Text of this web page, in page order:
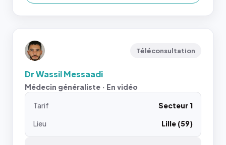
Téléconsultation
Dr Wassil Messaadi
Médecin généraliste · En vidéo
Tarif
Secteur 1
Lieu
Lille (59)